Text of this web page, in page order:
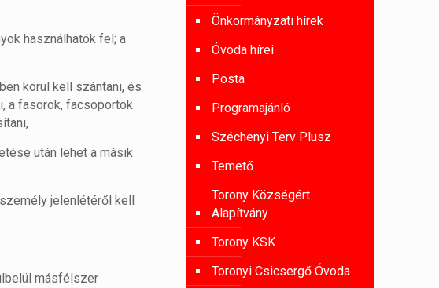
használhatók fel; a
körül kell szántani, és
a fasorok, facsoportok
után lehet a másik
jelenlétéről kell
másfélszer
Önkormányzati hírek
Óvoda hírei
Posta
Programajánló
Széchenyi Terv Plusz
Temető
Torony Községért
Alapítvány
Torony KSK
Toronyi Csicsergő Óvoda